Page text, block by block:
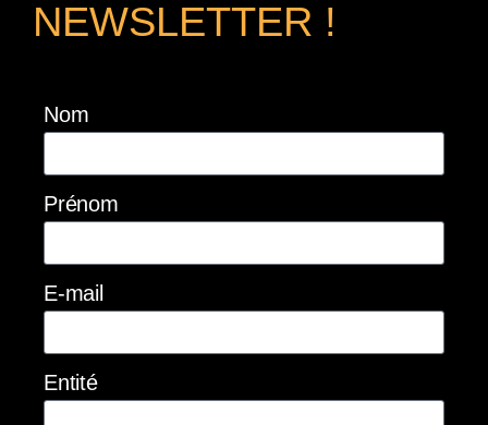
NEWSLETTER !
Nom
Prénom
E-mail
Entité